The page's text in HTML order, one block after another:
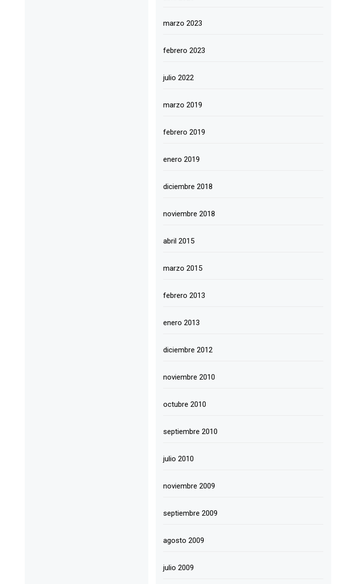
marzo 2023
febrero 2023
julio 2022
marzo 2019
febrero 2019
enero 2019
diciembre 2018
noviembre 2018
abril 2015
marzo 2015
febrero 2013
enero 2013
diciembre 2012
noviembre 2010
octubre 2010
septiembre 2010
julio 2010
noviembre 2009
septiembre 2009
agosto 2009
julio 2009